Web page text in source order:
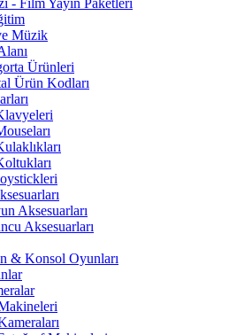
- Film Yayın Paketleri
Müzik
Ürünleri
Ürün Kodları
Aksesuarları
Aksesuarları
& Konsol Oyunları